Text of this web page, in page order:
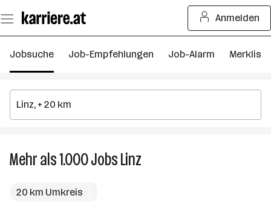
Seiteninhalt
springen
Anmelden
Jobsuche Job-Empfehlungen Job-Alarm Merkliste
Mehr als 1.000JobsLinz
20 km Umkreis